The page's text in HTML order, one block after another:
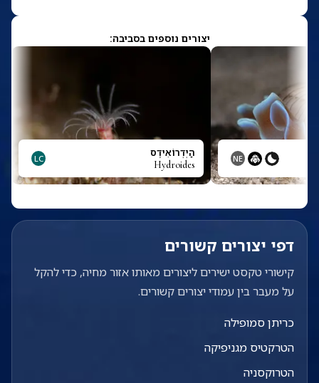
יצורים נוספים בסביבה:
NE הַיְדְרוֹאִידֶס
Hydroides
LC
דפי יצורים קשורים
קישורי טקסט ישירים ליצורים מאותו אזור מחיה, כדי להקל
על מעבר בין עמודי יצורים קשורים.
כריתן סמופילה
הטרקטיס מגניפיקה
הטרוקסניה